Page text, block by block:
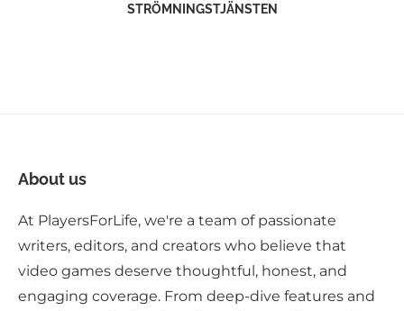
STRÖMNINGSTJÄNSTEN
About us
At PlayersForLife, we're a team of passionate
writers, editors, and creators who believe that
video games deserve thoughtful, honest, and
engaging coverage. From deep-dive features and